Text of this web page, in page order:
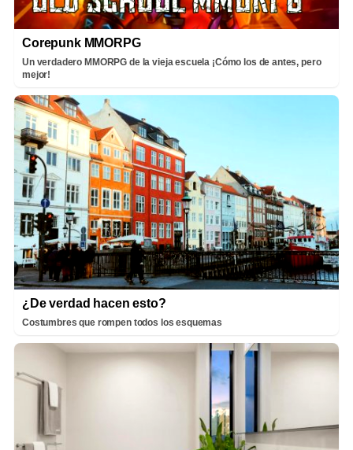
Corepunk MMORPG
Un verdadero MMORPG de la vieja escuela ¡Cómo los de antes, pero
mejor!
¿De verdad hacen esto?
Costumbres que rompen todos los esquemas